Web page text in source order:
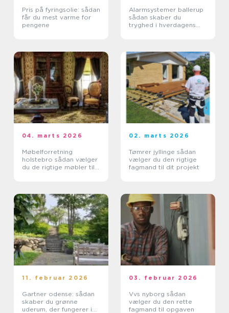
Pris på fyringsolie: sådan
får du mest varme for
pengene
Alarmsystemer ballerup
sådan skaber du
tryghed i hverdagens
04. marts 2026
Møbelforretning
holstebro sådan vælger
du de rigtige møbler til
02. marts 2026
Tømrer jyllinge sådan
vælger du den rigtige
fagmand til dit projekt
11. februar 2026
Gartner odense: sådan
skaber du grønne
uderum, der fungerer i
03. februar 2026
Vvs nyborg sådan
vælger du den rette
fagmand til opgaven